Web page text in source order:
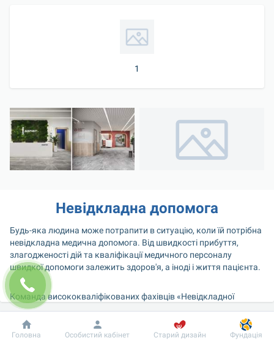
1
Невідкладна допомога
Будь-яка людина може потрапити в ситуацію, коли їй потрібна
невідкладна медична допомога. Від швидкості прибуття,
злагодженості дій та кваліфікації медичного персоналу
швидкої допомоги залежить здоров'я, а іноді і життя пацієнта.
Команда висококваліфікованих фахівців «Невідкладної
допомоги» медичної мережі "Добробут" чергує і здійснює
виїзди 24 години на добу. Служба невідкладної допомоги
забезпечена всім необхідним для надання кваліфікованої
Добробут Інформація Пацієнту
Головна Особистий кабінет Старий дизайн Фундація